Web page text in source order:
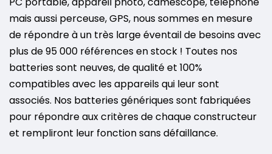
mais aussi perceuse, GPS, nous sommes en mesure
de répondre à un très large éventail de besoins avec
plus de 95 000 références en stock ! Toutes nos
batteries sont neuves, de qualité et 100%
compatibles avec les appareils qui leur sont
associés. Nos batteries génériques sont fabriquées
pour répondre aux critères de chaque constructeur
et rempliront leur fonction sans défaillance.